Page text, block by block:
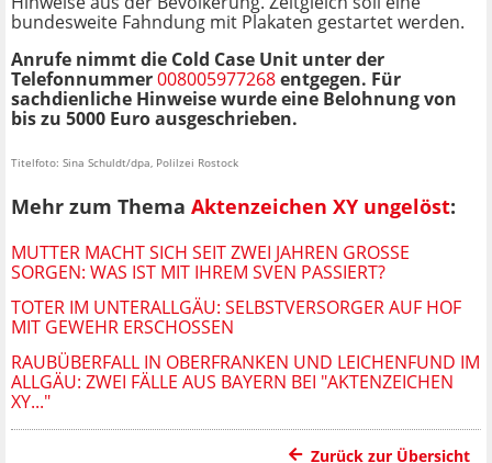
bundesweite Fahndung mit Plakaten gestartet werden.
Anrufe nimmt die Cold Case Unit unter der
Telefonnummer008005977268entgegen. Für
sachdienliche Hinweise wurde eine Belohnung von
bis zu 5000 Euro ausgeschrieben.
Titelfoto: Sina Schuldt/dpa, Polilzei Rostock
Mehr zum Thema Aktenzeichen XY ungelöst:
MUTTER MACHT SICH SEIT ZWEI JAHREN GROSSE S
ORGEN: WAS IST MIT IHREM SVEN PASSIERT?
TOTER IM UNTERALLGÄU: SELBSTVERSORGER AUF HOF
MIT GEWEHR ERSCHOSSEN
RAUBÜBERFALL IN OBERFRANKEN UND LEICHENFUND IM
ALLGÄU: ZWEI FÄLLE AUS BAYERN BEI "AKTENZEICHEN
XY..."
Zurück zur Übersicht